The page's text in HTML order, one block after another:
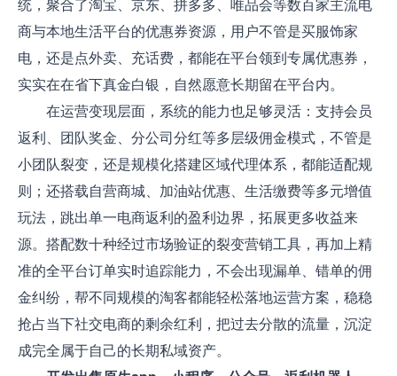
商与本地生活平台的优惠券资源，用户不管是买服饰家
电，还是点外卖、充话费，都能在平台领到专属优惠券，
实实在在省下真金白银，自然愿意长期留在平台内。
在运营变现层面，系统的能力也足够灵活：支持会员
返利、团队奖金、分公司分红等多层级佣金模式，不管是
小团队裂变，还是规模化搭建区域代理体系，都能适配规
则；还搭载自营商城、加油站优惠、生活缴费等多元增值
玩法，跳出单一电商返利的盈利边界，拓展更多收益来
源。搭配数十种经过市场验证的裂变营销工具，再加上精
准的全平台订单实时追踪能力，不会出现漏单、错单的佣
金纠纷，帮不同规模的淘客都能轻松落地运营方案，稳稳
抢占当下社交电商的剩余红利，把过去分散的流量，沉淀
成完全属于自己的长期私域资产。